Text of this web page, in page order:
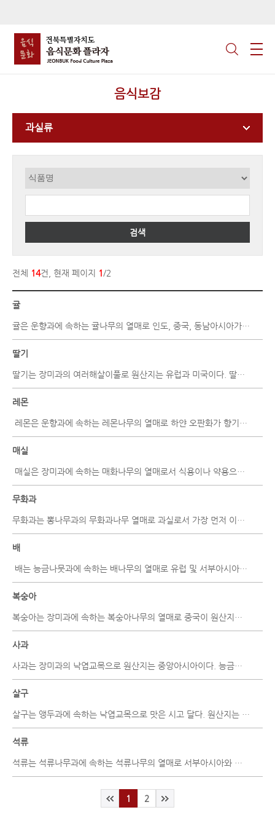
음식보감
과실류
검색
전체 14건, 현재 페이지 1/2
귤
귤은 운향과에 속하는 귤나무의 열매로 인도, 중국, 동남아시아가 원산지이다. 우리나라..
딸기
딸기는 장미과의 여러해살이풀로 원산지는 유럽과 미국이다. 딸기는 풀딸기, 양딸기, 나..
레몬
레몬은 운향과에 속하는 레몬나무의 열매로 하얀 오판화가 향기를 뿜으며 1년 내..
매실
매실은 장미과에 속하는 매화나무의 열매로서 식용이나 약용으로 쓰인다. 중국이..
무화과
무화과는 뽕나무과의 무화과나무 열매로 과실로서 가장 먼저 이용된 것 중의 하나이다. ..
배
배는 능금나뭇과에 속하는 배나무의 열매로 유럽 및 서부아시아가 원산지인 서양..
복숭아
복숭아는 장미과에 속하는 복숭아나무의 열매로 중국이 원산지인데 아시아와 유럽, 아메..
사과
사과는 장미과의 낙엽교목으로 원산지는 중앙아시아이다. 능금나무의 개량종으로 현재 ..
살구
살구는 앵두과에 속하는 낙엽교목으로 맛은 시고 달다. 원산지는 중국이며 우리나라를 ..
석류
석류는 석류나무과에 속하는 석류나무의 열매로 서부아시아와 인도 서북부지역이 원산지..
1 2